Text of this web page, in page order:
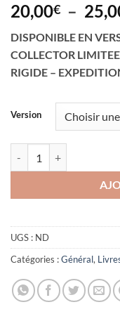
20,00€ –
DISPONIBLE EN
COLLECTOR
RIGIDE –
Version
UGS : ND
Catégories :Général,